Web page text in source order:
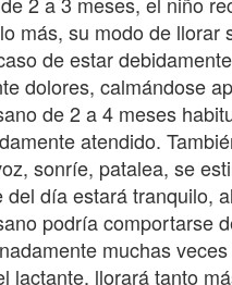
más, su modo de
de estar
dolores, calmándose
de 2 a 4 meses
atendido.
sonríe, patalea, se
del día estará tranquilo,
podría comportarse
muchas
lactante, llorará tanto